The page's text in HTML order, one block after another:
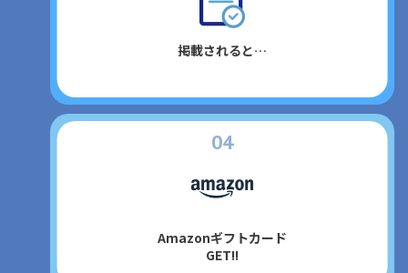
掲載されると…
4
Amazonギフトカード
GET!!